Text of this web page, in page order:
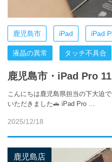
鹿児島市 iPad iPad
液晶の異常 タッチ不具合
鹿児島市・iPad Pro
こんにちは鹿児島県担当の下大迫
いただきました🚗 iPad Pro …
2025/12/18
鹿児島店